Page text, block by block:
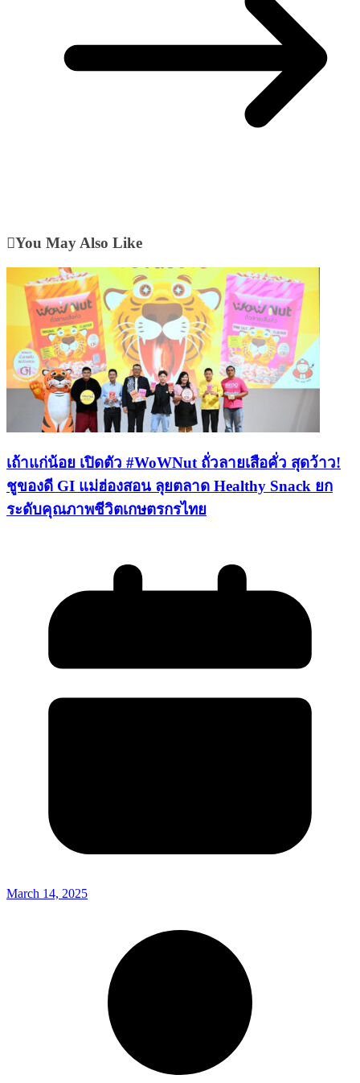
You May Also Like
เถ้าแก่น้อย เปิดตัว #WoWNut ถั่วลายเสือคั่ว สุดว้าว!
ชูของดี GI แม่ฮ่องสอน ลุยตลาด Healthy Snack ยก
ระดับคุณภาพชีวิตเกษตรกรไทย
March 14, 2025